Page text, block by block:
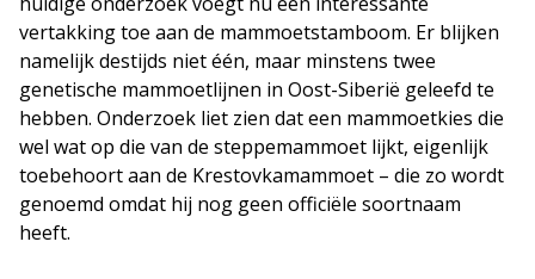
vertakking toe aan de mammoetstamboom. Er blijken
namelijk destijds niet één, maar minstens twee
genetische mammoetlijnen in Oost-Siberië geleefd te
hebben. Onderzoek liet zien dat een mammoetkies die
wel wat op die van de steppemammoet lijkt, eigenlijk
toebehoort aan de Krestovkamammoet – die zo wordt
genoemd omdat hij nog geen officiële soortnaam
heeft.